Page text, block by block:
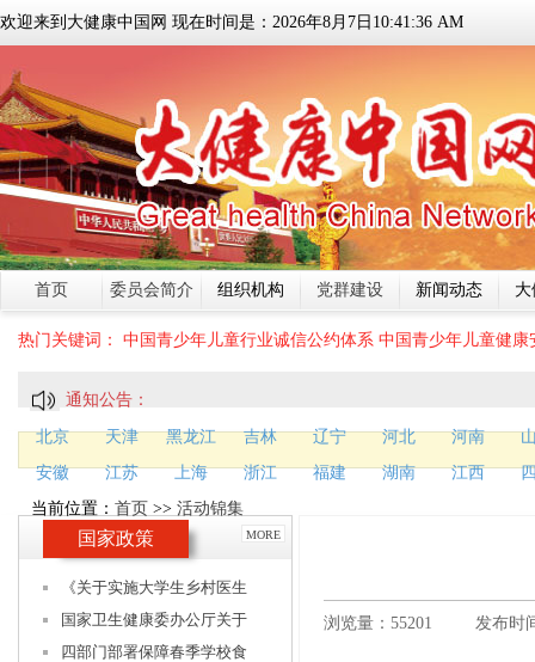
欢迎来到大健康中国网 现在时间是： 2026年8月 7 日 10:41:36 AM
首页 委员会简介 组织机构 党群建设 新闻动态
热门关键词： 中国青少年儿童行业诚信公约体系 中国青少年儿童健康
通知公告：
北京 天津 黑龙江 吉林 辽宁 河北 河南
安徽
江苏 上海 浙江 福建 湖南 江西
当前位置： 首页 >> 活动锦集
浏览量：55201 发布时
国家政策 MORE
《关于实施大学生乡村医生
国家卫生健康委办公厅关于
四部门部署保障春季学校食